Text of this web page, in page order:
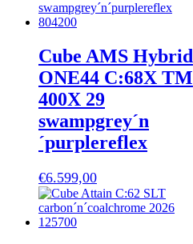
Cube AMS Hybrid
ONE44 C:68X TM
400X 29
swampgrey´n
´purplereflex
€6.599,00